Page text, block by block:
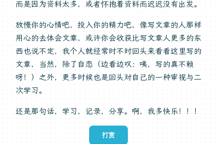
而是因为资料太多，或者怀抱着资料而迟迟没有出发。
放慢你的心情吧，投入你的精力吧，像写文章的人那样
用心的去体会文章，或许你会收获比写文章人更多的东
西也说不定，我个人就经常时不时回头来看看这里写的
文章，当然，除了自恋（边看边叹：咦，写的真不赖
呀！）之外，更多时候也是回头对自己的一种审视与二
次学习。
还是那句话，学习，记录，分享。啊，我多快乐！！！
打赏